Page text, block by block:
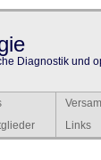
Diagnostik und
Links